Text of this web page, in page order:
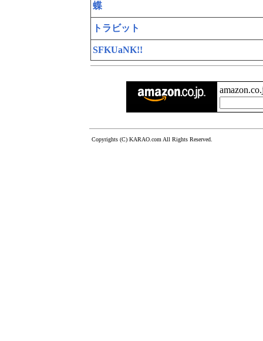
蝶
トラビット
SFKUaNK!!
Copyrights (C) KARAO.com All Rights Reserved.